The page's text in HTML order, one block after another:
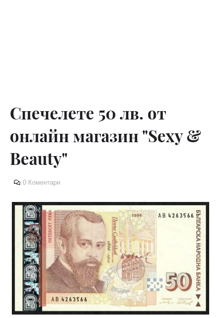
Спечелете 50 лв. от
онлайн магазин "Sexy &
Beauty"
0 Коментари